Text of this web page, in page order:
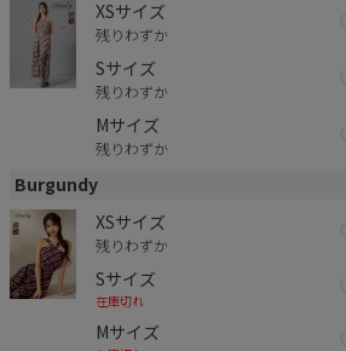
XSサイズ
残りわずか
Sサイズ
残りわずか
Mサイズ
残りわずか
Burgundy
XSサイズ
残りわずか
Sサイズ
在庫切れ
Mサイズ